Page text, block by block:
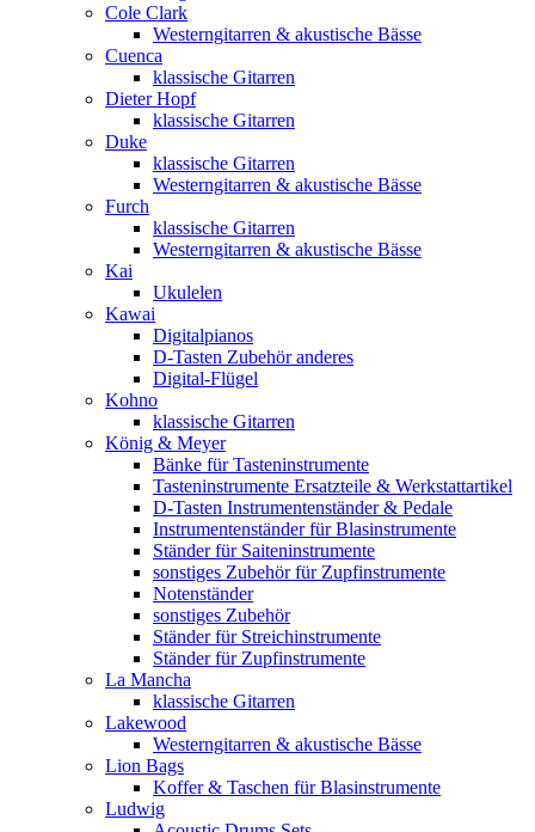
Cole Clark
Westerngitarren & akustische Bässe
Cuenca
klassische Gitarren
Dieter Hopf
klassische Gitarren
Duke
klassische Gitarren
Westerngitarren & akustische Bässe
Furch
klassische Gitarren
Westerngitarren & akustische Bässe
Kai
Ukulelen
Kawai
Digitalpianos
D-Tasten Zubehör anderes
Digital-Flügel
Kohno
klassische Gitarren
König & Meyer
Bänke für Tasteninstrumente
Tasteninstrumente Ersatzteile & Werkstattartikel
D-Tasten Instrumentenständer & Pedale
Instrumentenständer für Blasinstrumente
Ständer für Saiteninstrumente
sonstiges Zubehör für Zupfinstrumente
Notenständer
sonstiges Zubehör
Ständer für Streichinstrumente
Ständer für Zupfinstrumente
La Mancha
klassische Gitarren
Lakewood
Westerngitarren & akustische Bässe
Lion Bags
Koffer & Taschen für Blasinstrumente
Ludwig